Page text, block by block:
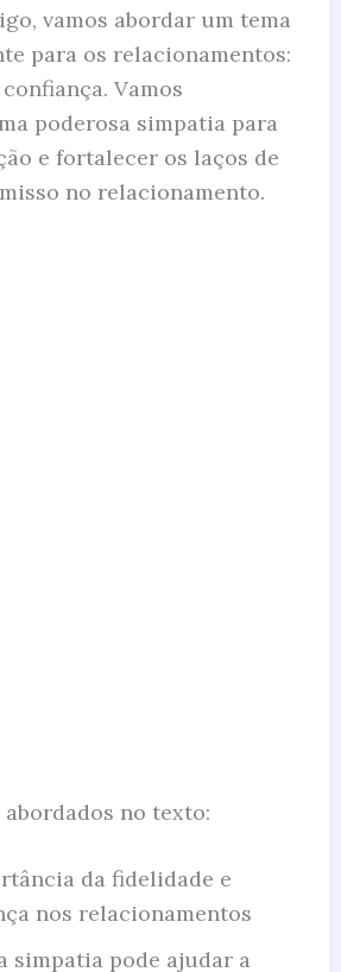
vamos abordar um tema
para os relacionamentos:
Vamos
poderosa simpatia para
e fortalecer os laços de
no relacionamento.
no texto:
da fidelidade e
nos relacionamentos
simpatia pode ajudar a